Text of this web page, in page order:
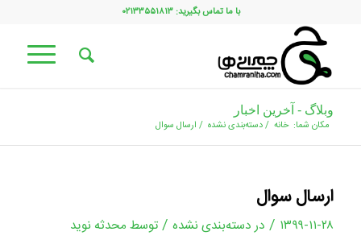
با ما تماس بگیرید: ۰۲۱۳۳۵۵۱۸۱۳
وبلاگ - آخرین اخبار
مکان شما: خانه /دسته‌بندی نشده / ارسال سوال
ارسال سوال
۱۳۹۹-۱۱-۲۸ / دردسته‌بندی نشده / توسط محدثه نوید